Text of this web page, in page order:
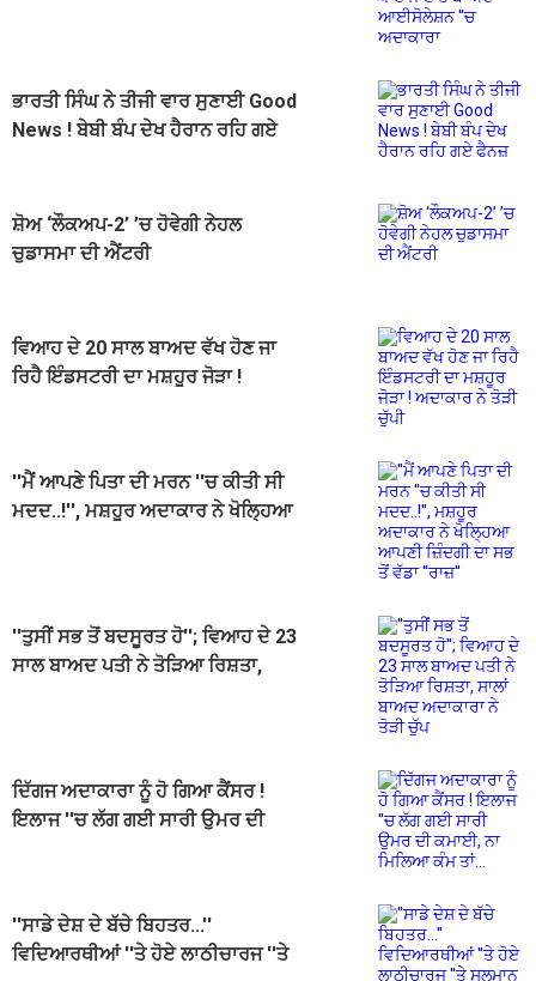
ਭਾਰਤੀ ਸਿੰਘ ਨੇ ਤੀਜੀ ਵਾਰ ਸੁਣਾਈ Good
News ! ਬੇਬੀ ਬੰਪ ਦੇਖ ਹੈਰਾਨ ਰਹਿ ਗਏ
ਸ਼ੋਅ ‘ਲੌਕਅਪ-2’ ’ਚ ਹੋਵੇਗੀ ਨੇਹਲ
ਚੁਡਾਸਮਾ ਦੀ ਐਂਟਰੀ
ਵਿਆਹ ਦੇ 20 ਸਾਲ ਬਾਅਦ ਵੱਖ ਹੋਣ ਜਾ
ਰਿਹੈ ਇੰਡਸਟਰੀ ਦਾ ਮਸ਼ਹੂਰ ਜੋੜਾ !
''ਮੈਂ ਆਪਣੇ ਪਿਤਾ ਦੀ ਮਰਨ ''ਚ ਕੀਤੀ ਸੀ
ਮਦਦ..!'', ਮਸ਼ਹੂਰ ਅਦਾਕਾਰ ਨੇ ਖੋਲ੍ਹਿਆ
''ਤੁਸੀਂ ਸਭ ਤੋਂ ਬਦਸੂਰਤ ਹੋ''; ਵਿਆਹ ਦੇ 23
ਸਾਲ ਬਾਅਦ ਪਤੀ ਨੇ ਤੋੜਿਆ ਰਿਸ਼ਤਾ,
ਦਿੱਗਜ ਅਦਾਕਾਰਾ ਨੂੰ ਹੋ ਗਿਆ ਕੈਂਸਰ !
ਇਲਾਜ ''ਚ ਲੱਗ ਗਈ ਸਾਰੀ ਉਮਰ ਦੀ
''ਸਾਡੇ ਦੇਸ਼ ਦੇ ਬੱਚੇ ਬਿਹਤਰ...''
ਵਿਦਿਆਰਥੀਆਂ ''ਤੇ ਹੋਏ ਲਾਠੀਚਾਰਜ ''ਤੇ